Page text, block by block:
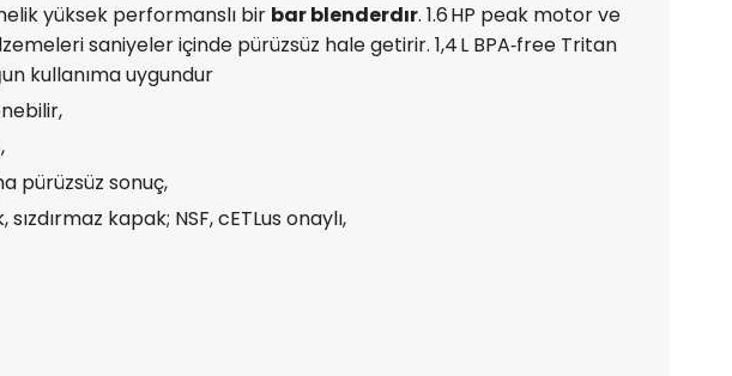
yüksek performanslı bir bar blenderdır. 1.6 HP peak motor ve
saniyeler içinde pürüzsüz hale getirir. 1,4 L BPA‑free Tritan
kullanıma uygundur
pürüzsüz sonuç,
kapak; NSF, cETLus onaylı,